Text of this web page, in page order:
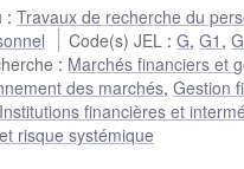
: Travaux de recherche du
Code(s) JEL :G,G1 ,
: Marchés financiers et
des marchés, Gestion
Institutions financières et
risque systémique